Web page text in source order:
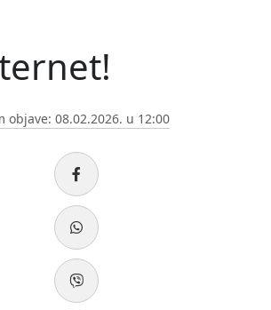
objave: 08.02.2026. u 12:00